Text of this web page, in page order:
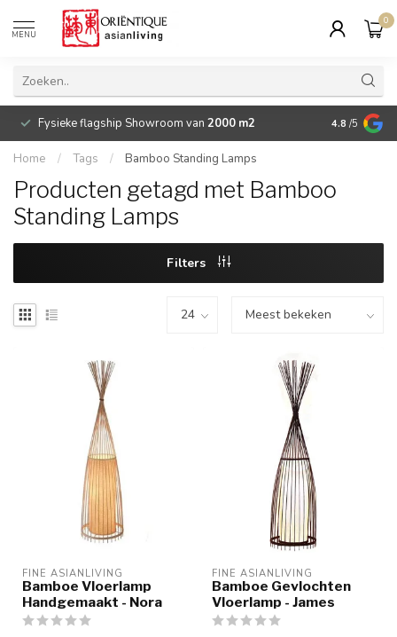
MENU
0
Fysieke flagship Showroom van 2000 m2 Betaalbare
4.8 /5
Home / Tags / Bamboo Standing Lamps
Producten getagd met Bamboo
Standing Lamps
Filters
FINE ASIANLIVING
Bamboe Vloerlamp
Handgemaakt - Nora
FINE ASIANLIVING
Bamboe Gevlochten
Vloerlamp - James